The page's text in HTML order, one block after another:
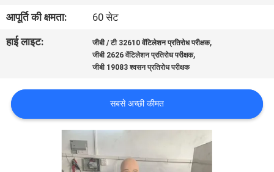
संपर्क
करें
समाचार
एक
आपूर्ति की क्षमता:
60 सेट
हाई लाइट:
जीबी / टी 32610 वेंटिलेशन प्रतिरोध परीक्षक,
जीबी 2626 वेंटिलेशन प्रतिरोध परीक्षक,
जीबी 19083 श्वसन प्रतिरोध परीक्षक
सबसे अच्छी कीमत